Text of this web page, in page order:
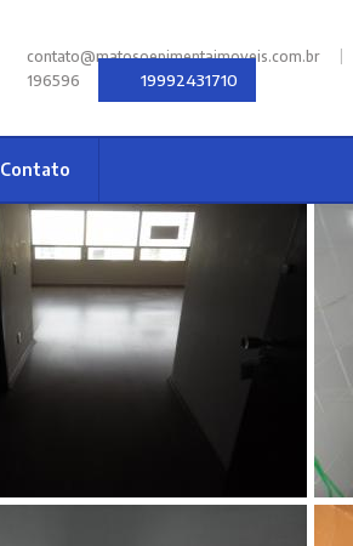
contato@matosoepimentaimoveis.com.br |
196596 19992431710
Contato